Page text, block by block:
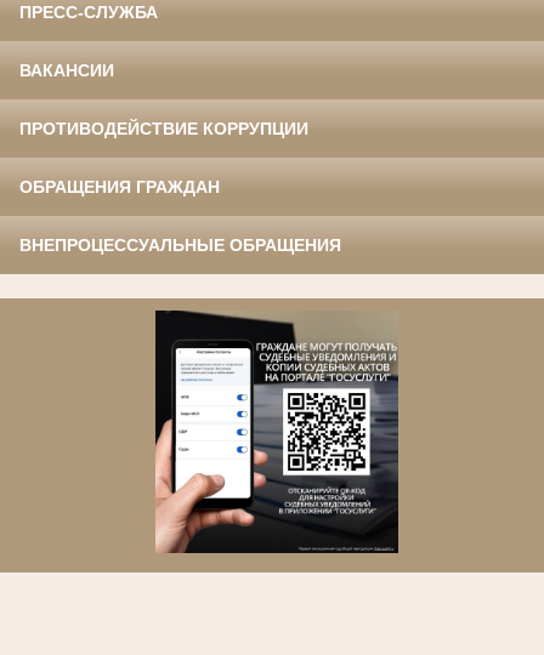
ПРЕСС-СЛУЖБА
ВАКАНСИИ
ПРОТИВОДЕЙСТВИЕ КОРРУПЦИИ
ОБРАЩЕНИЯ ГРАЖДАН
ВНЕПРОЦЕССУАЛЬНЫЕ ОБРАЩЕНИЯ